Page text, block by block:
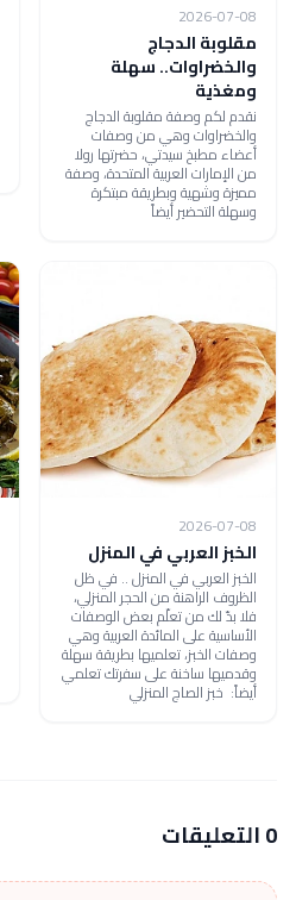
2026-07-08
مقلوبة الدجاج
والخضراوات.. سهلة
ومغذية
نقدم لكم وصفة مقلوبة الدجاج
والخضراوات وهي من وصفات
أعضاء مطبخ سيدتي، حضرتها رولا
من الإمارات العربية المتحدة، وصفة
مميزة وشهية وبطريقة مبتكرة
وسهلة التحضير أيضاً
2026-07-08
الخبز العربي في المنزل
الخبز العربي في المنزل .. في ظل
الظروف الراهنة من الحجر المنزلي،
فلا بدّ لك من تعلّم بعض الوصفات
الأساسية على المائدة العربية وهي
وصفات الخبز، تعلميها بطريقة سهلة
وقدميها ساخنة على سفرتك تعلمي
أيضاً: خبز الصاج المنزلي
0 التعليقات